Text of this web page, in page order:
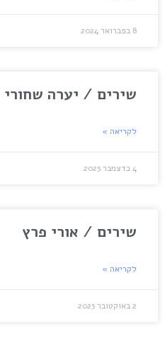
8 בפברואר 2024
שירים / יערה שחורי
לקריאה »
4 בדצמבר 2023
שירים / אורי פרץ
לקריאה »
2 באוקטובר 2023